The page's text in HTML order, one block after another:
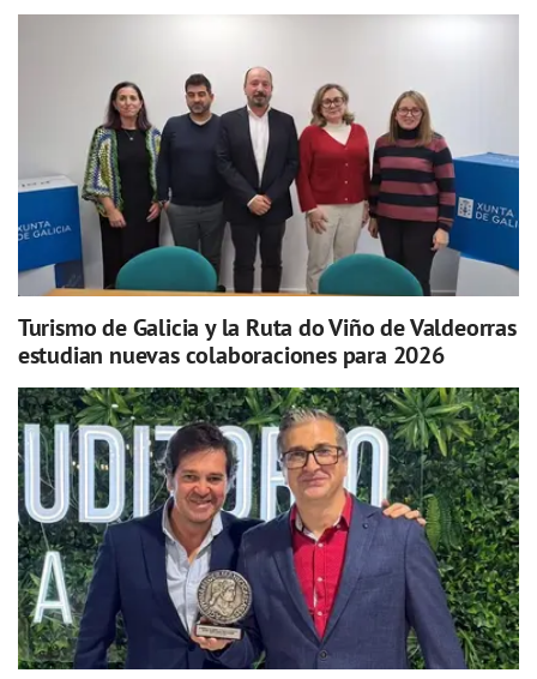
Turismo de Galicia y la Ruta do Viño de Valdeorras
estudian nuevas colaboraciones para 2026